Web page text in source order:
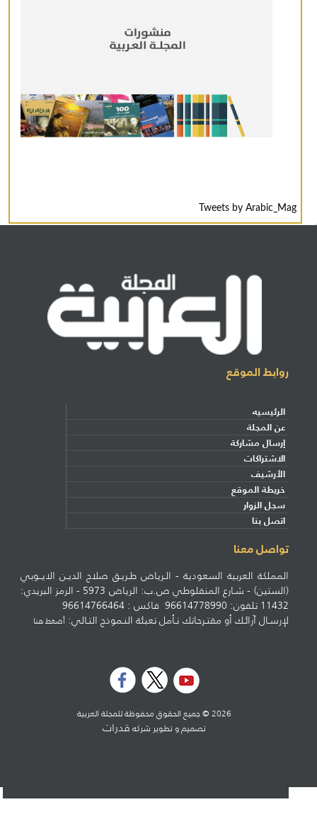
Tweets by Arabic_Mag
روابط الموقع
الرئيسيه
عن المجلة
إرسال مشاركة
الاشتراكات
الأرشيف
خريطة الموقع
سجل الزوار
اتصل بنا
تواصل معنا
المملكة العربية السعودية - الـرياض طـريـق صلاح الديـن الايــوبي
(الستين) - شـارع المنفلوطي ص.ب: الرياض 5973 - الرمز البريدي:
11432 تلفون: 96614778990 فاكس : 96614766464
لإرسـال آرائـك أو مقتـرحاتك نـأمل تعبئة النـموذج التـالي:أضغط هنا
2026 © جميع الحقوق محفوظة للمجلة العربية
تصميم و تطوير شركهقدرات